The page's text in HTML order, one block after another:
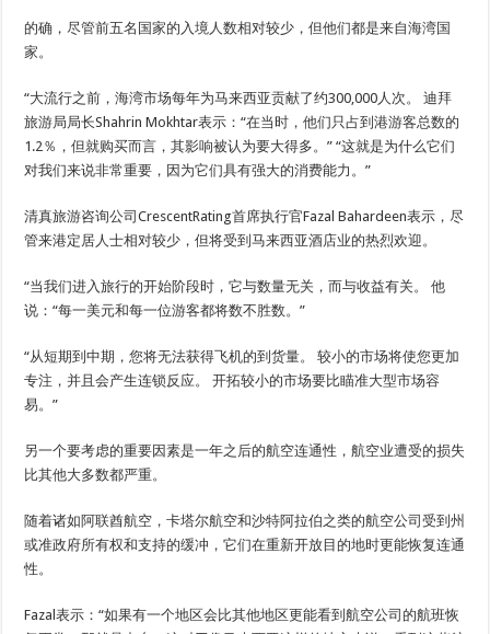
的确，尽管前五名国家的入境人数相对较少，但他们都是来自海湾国
家。
“大流行之前，海湾市场每年为马来西亚贡献了约300,000人次。 迪拜
旅游局局长Shahrin Mokhtar表示：“在当时，他们只占到港游客总数的
1.2％，但就购买而言，其影响被认为要大得多。” “这就是为什么它们
对我们来说非常重要，因为它们具有强大的消费能力。”
清真旅游咨询公司CrescentRating首席执行官Fazal Bahardeen表示，尽
管来港定居人士相对较少，但将受到马来西亚酒店业的热烈欢迎。
“当我们进入旅行的开始阶段时，它与数量无关，而与收益有关。 他
说：“每一美元和每一位游客都将数不胜数。”
“从短期到中期，您将无法获得飞机的到货量。 较小的市场将使您更加
专注，并且会产生连锁反应。 开拓较小的市场要比瞄准大型市场容
易。”
另一个要考虑的重要因素是一年之后的航空连通性，航空业遭受的损失
比其他大多数都严重。
随着诸如阿联酋航空，卡塔尔航空和沙特阿拉伯之类的航空公司受到州
或准政府所有权和支持的缓冲，它们在重新开放目的地时更能恢复连通
性。
Fazal表示：“如果有一个地区会比其他地区更能看到航空公司的航班恢